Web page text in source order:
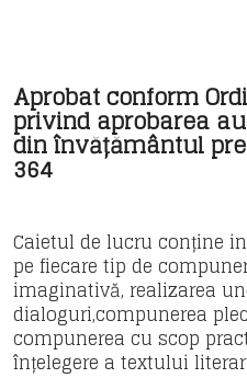
Aprobat conform
privind aprobarea
din învățământul
364
Caietul de lucru conține
pe fiecare tip de
imaginativă, realizarea
dialoguri,compunerea
compunerea cu scop
înțelegere a textului